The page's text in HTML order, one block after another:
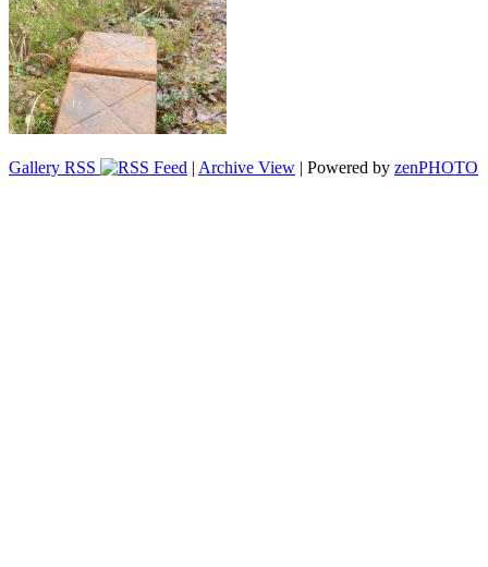
Gallery RSS | Archive View | Powered by zenPHOTO